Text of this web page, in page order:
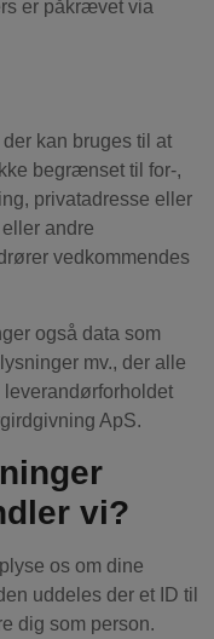
er påkrævet via
kan bruges til at
begrænset til for-,
privatadresse eller
andre
vedkommendes
også data som
mv., der alle
leverandørforholdet
ApS.
vi?
os om dine
uddeles der et ID til
dig som person.